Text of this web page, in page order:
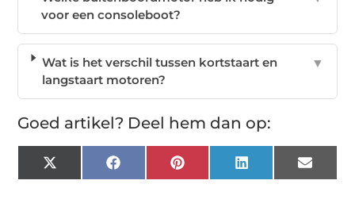
voor een consoleboot?
Wat is het verschil tussen kortstaart en
langstaart motoren?
▼
Goed artikel? Deel hem dan op:
X
(Twitter)
FacebookPinterest LinkedIn Email